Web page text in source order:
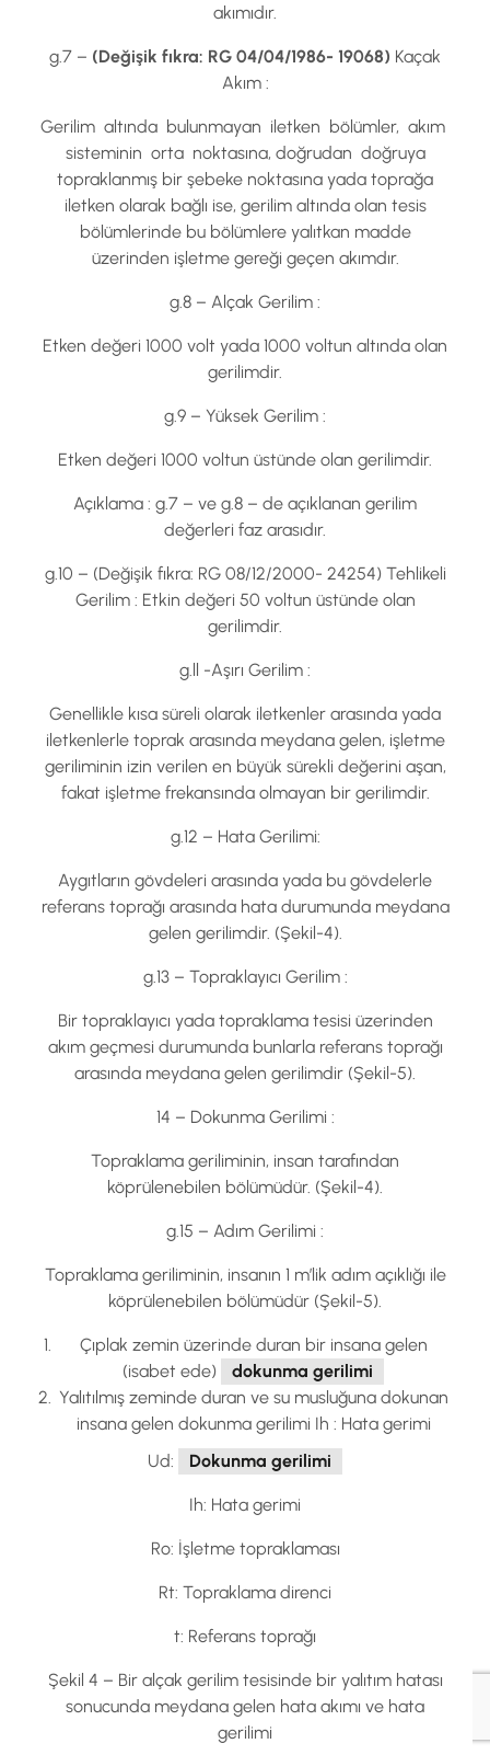
akımıdır.
g.7 – (Değişik fıkra: RG 04/04/1986- 19068) Kaçak
Akım :
Gerilim altında bulunmayan iletken bölümler, akım
sisteminin orta noktasına, doğrudan doğruya
topraklanmış bir şebeke noktasına yada toprağa
iletken olarak bağlı ise, gerilim altında olan tesis
bölümlerinde bu bölümlere yalıtkan madde
üzerinden işletme gereği geçen akımdır.
g.8 – Alçak Gerilim :
Etken değeri 1000 volt yada 1000 voltun altında olan
gerilimdir.
g.9 – Yüksek Gerilim :
Etken değeri 1000 voltun üstünde olan gerilimdir.
Açıklama : g.7 – ve g.8 – de açıklanan gerilim
değerleri faz arasıdır.
g.10 – (Değişik fıkra: RG 08/12/2000- 24254) Tehlikeli
Gerilim : Etkin değeri 50 voltun üstünde olan
gerilimdir.
g.ll -Aşırı Gerilim :
Genellikle kısa süreli olarak iletkenler arasında yada
iletkenlerle toprak arasında meydana gelen, işletme
geriliminin izin verilen en büyük sürekli değerini aşan,
fakat işletme frekansında olmayan bir gerilimdir.
g.12 – Hata Gerilimi:
Aygıtların gövdeleri arasında yada bu gövdelerle
referans toprağı arasında hata durumunda meydana
gelen gerilimdir. (Şekil-4).
g.13 – Topraklayıcı Gerilim :
Bir topraklayıcı yada topraklama tesisi üzerinden
akım geçmesi durumunda bunlarla referans toprağı
arasında meydana gelen gerilimdir (Şekil-5).
14 – Dokunma Gerilimi :
Topraklama geriliminin, insan tarafından
köprülenebilen bölümüdür. (Şekil-4).
g.15 – Adım Gerilimi :
Topraklama geriliminin, insanın 1 m’lik adım açıklığı ile
köprülenebilen bölümüdür (Şekil-5).
Çıplak zemin üzerinde duran bir insana gelen
(isabet ede)
dokunma gerilimi
Yalıtılmış zeminde duran ve su musluğuna dokunan
insana gelen dokunma gerilimi Ih : Hata gerimi
Ud:
Dokunma gerilimi
Ih: Hata gerimi
Ro: İşletme topraklaması
Rt: Topraklama direnci
t: Referans toprağı
Şekil 4 – Bir alçak gerilim tesisinde bir yalıtım hatası
sonucunda meydana gelen hata akımı ve hata
gerilimi